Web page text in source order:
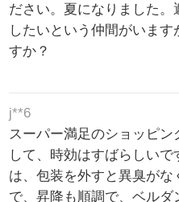
ださい。夏になりました
したいという仲間がいま
すか？
j**6
スーパー満足のショッピ
して、時効はすばらしい
は、包装を外すと異臭がな
で、昇降も順調で、ベル